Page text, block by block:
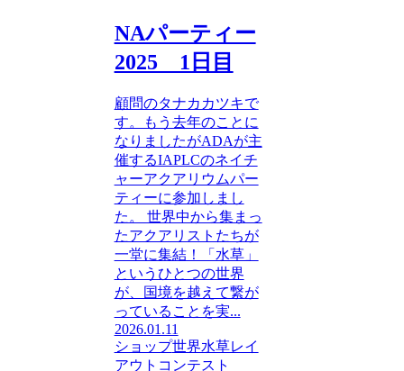
NAパーティー
2025 1日目
顧問のタナカカツキで
す。もう去年のことに
なりましたがADAが主
催するIAPLCのネイチ
ャーアクアリウムパー
ティーに参加しまし
た。 世界中から集まっ
たアクアリストたちが
一堂に集結！「水草」
というひとつの世界
が、国境を越えて繋が
っていることを実...
2026.01.11
ショップ世界水草レイ
アウトコンテスト